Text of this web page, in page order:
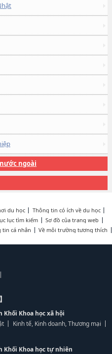
ngoài
du học
Thông tin có ích về du học
lục tìm kiếm
Sơ đồ của trang web
tin cá nhân Về môi trường tương thích
Khối Khoa học xã hội
Kinh tế, Kinh doanh, Thương mại
Khối Khoa học tự nhiên